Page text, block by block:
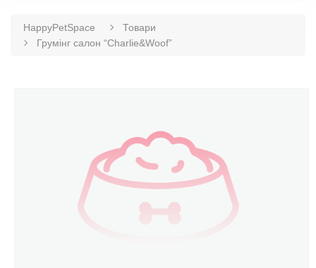
HappyPetSpace
Товари
Грумінг салон “Charlie&Woof”